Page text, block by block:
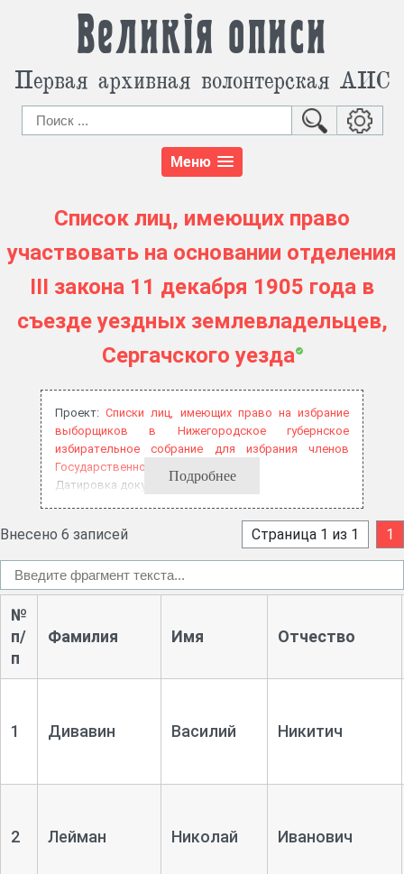
Великія описи
Первая архивная волонтерская АИС
Меню
Список лиц, имеющих право
участвовать на основании отделения
III закона 11 декабря 1905 года в
съезде уездных землевладельцев,
Сергачского уезда
Проект:Списки лиц, имеющих право на избрание
выборщиков в Нижегородское губернское
избирательное собрание для избрания членов
Государственной думы, 1906 год
Датировка документа: 1906
Подробнее
Внесено 6 записей Страница 1 из 1 1
№
п/
п
Фамилия Имя Отчество
1 Дивавин Василий Никитич
2 Лейман Николай Иванович